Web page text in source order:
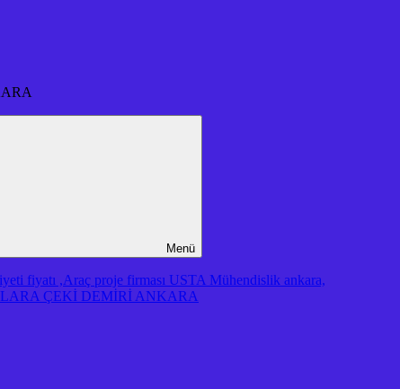
Menü
fiyatı ,Araç proje firması USTA Mühendislik ankara,
ÇEKİ DEMİRİ ANKARA